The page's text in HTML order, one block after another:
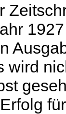
wird